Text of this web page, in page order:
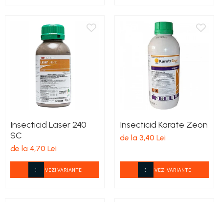
Insecticid Laser 240
SC
de la 4,70 Lei
VEZI VARIANTE
Insecticid Karate Zeon
de la 3,40 Lei
VEZI VARIANTE